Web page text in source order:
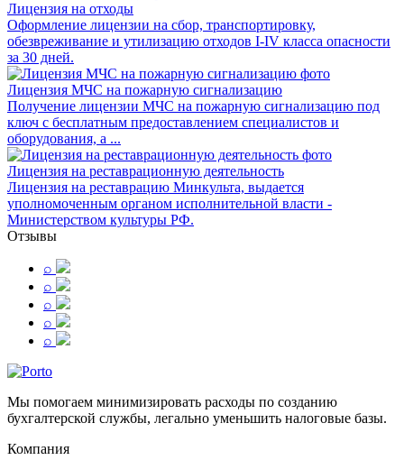
Лицензия на отходы
Оформление лицензии на сбор, транспортировку,
обезвреживание и утилизацию отходов I-IV класса опасности
за 30 дней.
Лицензия МЧС на пожарную сигнализацию
Получение лицензии МЧС на пожарную сигнализацию под
ключ с бесплатным предоставлением специалистов и
оборудования, а ...
Лицензия на реставрационную деятельность
Лицензия на реставрацию Минкульта, выдается
уполномоченным органом исполнительной власти -
Министерством культуры РФ.
Отзывы
⌕
⌕
⌕
⌕
⌕
Мы помогаем минимизировать расходы по созданию
бухгалтерской службы, легально уменьшить налоговые базы.
Компания